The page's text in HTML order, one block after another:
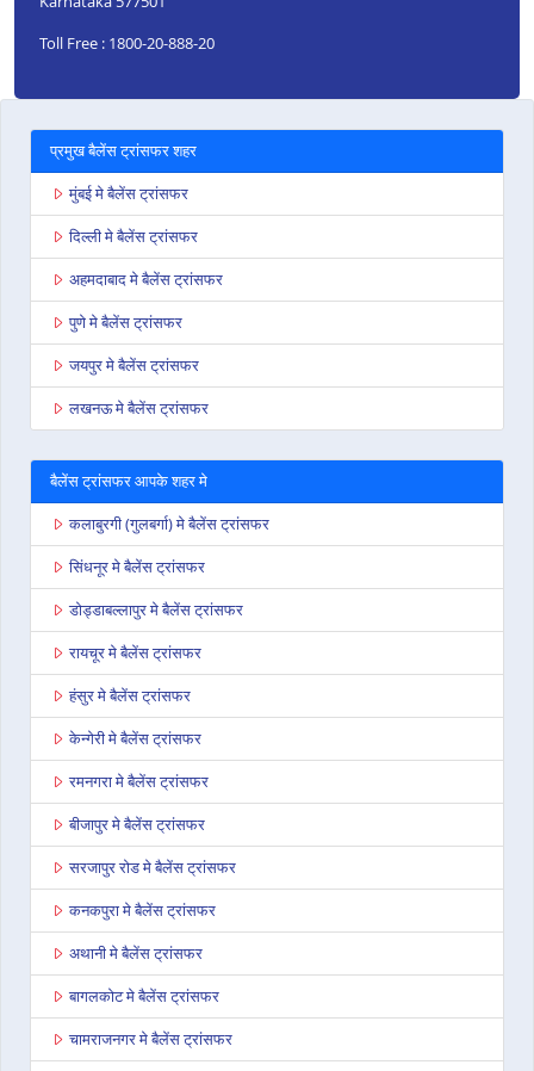
Toll Free : 1800-20-888-20
प्रमुख बैलेंस ट्रांसफर शहर
मुंबई मे बैलेंस ट्रांसफर
दिल्ली मे बैलेंस ट्रांसफर
अहमदाबाद मे बैलेंस ट्रांसफर
पुणे मे बैलेंस ट्रांसफर
जयपुर मे बैलेंस ट्रांसफर
लखनऊ मे बैलेंस ट्रांसफर
बैलेंस ट्रांसफर आपके शहर मे
कलाबुरगी (गुलबर्गा) मे बैलेंस ट्रांसफर
सिंधनूर मे बैलेंस ट्रांसफर
डोड्डाबल्लापुर मे बैलेंस ट्रांसफर
रायचूर मे बैलेंस ट्रांसफर
हंसुर मे बैलेंस ट्रांसफर
केन्गेरी मे बैलेंस ट्रांसफर
रमनगरा मे बैलेंस ट्रांसफर
बीजापुर मे बैलेंस ट्रांसफर
सरजापुर रोड मे बैलेंस ट्रांसफर
कनकपुरा मे बैलेंस ट्रांसफर
अथानी मे बैलेंस ट्रांसफर
बागलकोट मे बैलेंस ट्रांसफर
चामराजनगर मे बैलेंस ट्रांसफर